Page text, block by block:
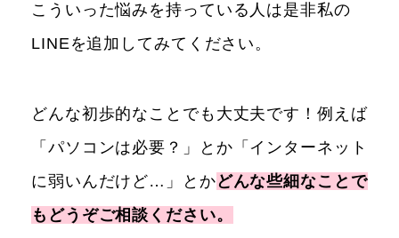
こういった悩みを持っている人は是非私の
LINEを追加してみてください。
どんな初歩的なことでも大丈夫です！例えば
「パソコンは必要？」とか「インターネット
に弱いんだけど…」とかどんな些細なことで
もどうぞご相談ください。